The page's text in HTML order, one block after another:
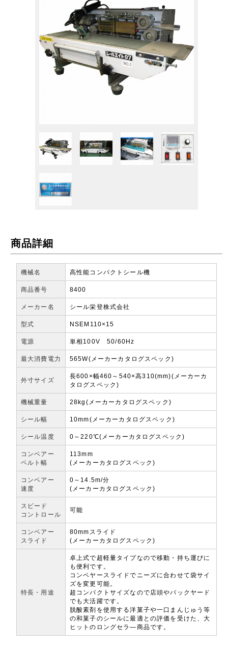
商品詳細
機械名 高性能コンパクトシール機
商品番号 8400
メーカー名 シール栄登株式会社
型式 NSEM110×15
電源 単相100V 50/60Hz
最大消費電力 565W(メーカーカタログスペック)
外寸サイズ
長600×幅460～540×高310(mm)(メーカーカ
タログスペック)
機械重量 28kg(メーカーカタログスペック)
シール幅 10mm(メーカーカタログスペック)
シール温度 0～220℃(メーカーカタログスペック)
コンベアー
ベルト幅
113mm
(メーカーカタログスペック)
コンベアー
速度
0～14.5m/分
(メーカーカタログスペック)
スピード
コントロール
可能
コンベアー
スライド
80mmスライド
(メーカーカタログスペック)
特長・用途
卓上式で超軽量タイプなので移動・持ち運びに
も便利です。
コンベヤースライドでニーズに合わせて袋サイ
ズを変更可能。
超コンパクトサイズなので店頭やバックヤード
でも大活躍です。
脱酸素剤を使用する洋菓子や一口まんじゅう等
の和菓子のシールに最適との評価を受けた、大
ヒットのロングセラ―商品です。